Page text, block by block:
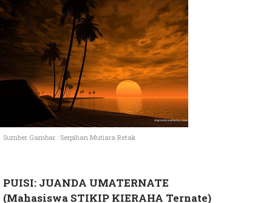
Sumber Gambar : Serpihan Mutiara Retak
PUISI: JUANDA UMATERNATE
(Mahasiswa STIKIP KIERAHA Ternate)